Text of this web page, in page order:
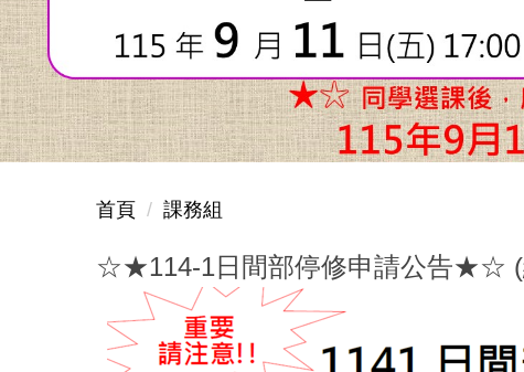
首頁 課務組
☆★114-1日間部停修申請公告★☆ (